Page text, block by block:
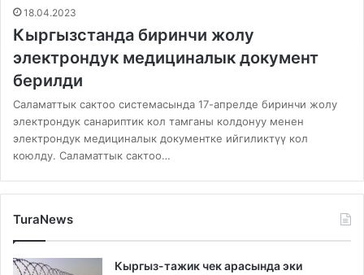
18.04.2023
Кыргызстанда биринчи жолу
электрондук медициналык документ
берилди
Саламаттык сактоо системасында 17-апрелде биринчи жолу
электрондук санариптик кол тамганы колдонуу менен
электрондук медициналык документке ийгиликтүү кол
коюлду. Саламаттык сактоо…
TuraNews
Кыргыз-тажик чек арасында эки